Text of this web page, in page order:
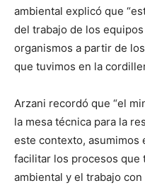
ambiental explicó que
del trabajo de los
organismos a partir de
que tuvimos en la
Arzani recordó que “el
la mesa técnica para la
este contexto, asumimos
facilitar los procesos que
ambiental y el trabajo